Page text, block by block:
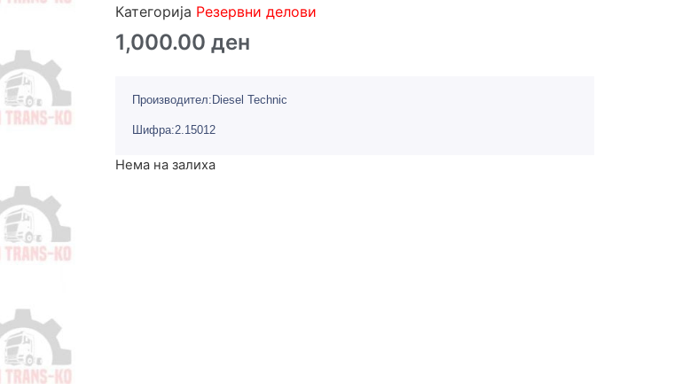
Категорија Резервни делови
1,000.00 ден
Производител:Diesel Technic
Шифра:2.15012
Нема на залиха